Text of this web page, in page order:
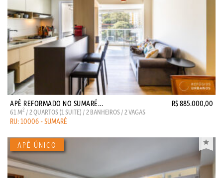
APÊ REFORMADO NO SUMARÉ... R$ 885.000,00
61 M2 / 2 QUARTOS (1 SUITE) / 2 BANHEIROS / 2 VAGAS
RU: 10006 - SUMARÉ